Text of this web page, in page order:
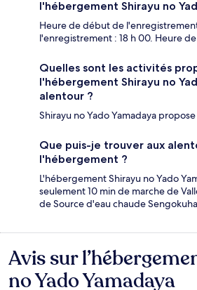
l'hébergement Shirayu no
Heure de début de
l'enregistrement : 18 h 00. Heure
Quelles sont les activités
l'hébergement Shirayu no
alentour ?
Shirayu no Yado Yamadaya
Que puis-je trouver aux
l'hébergement ?
L'hébergement Shirayu no Yado
seulement 10 min de marche de
de Source d'eau chaude
Avis
Avis sur
no Yado Yamadaya